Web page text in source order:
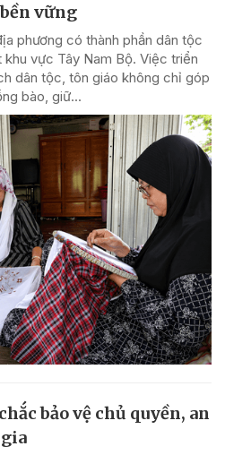
vững
phương có thành phần dân tộc
vực Tây Nam Bộ. Việc triển
dân tộc, tôn giáo không chỉ góp
bào, giữ...
bảo vệ chủ quyền, an